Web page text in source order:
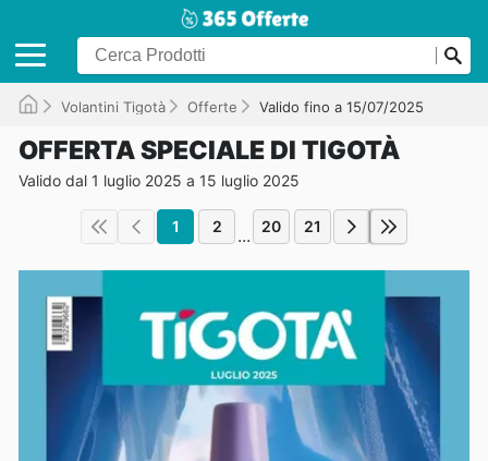
Volantini Tigotà Offerte Valido fino a 15/07/2025
OFFERTA SPECIALE DI TIGOTÀ
Valido dal 1 luglio 2025 a 15 luglio 2025
1 2 ... 20 21